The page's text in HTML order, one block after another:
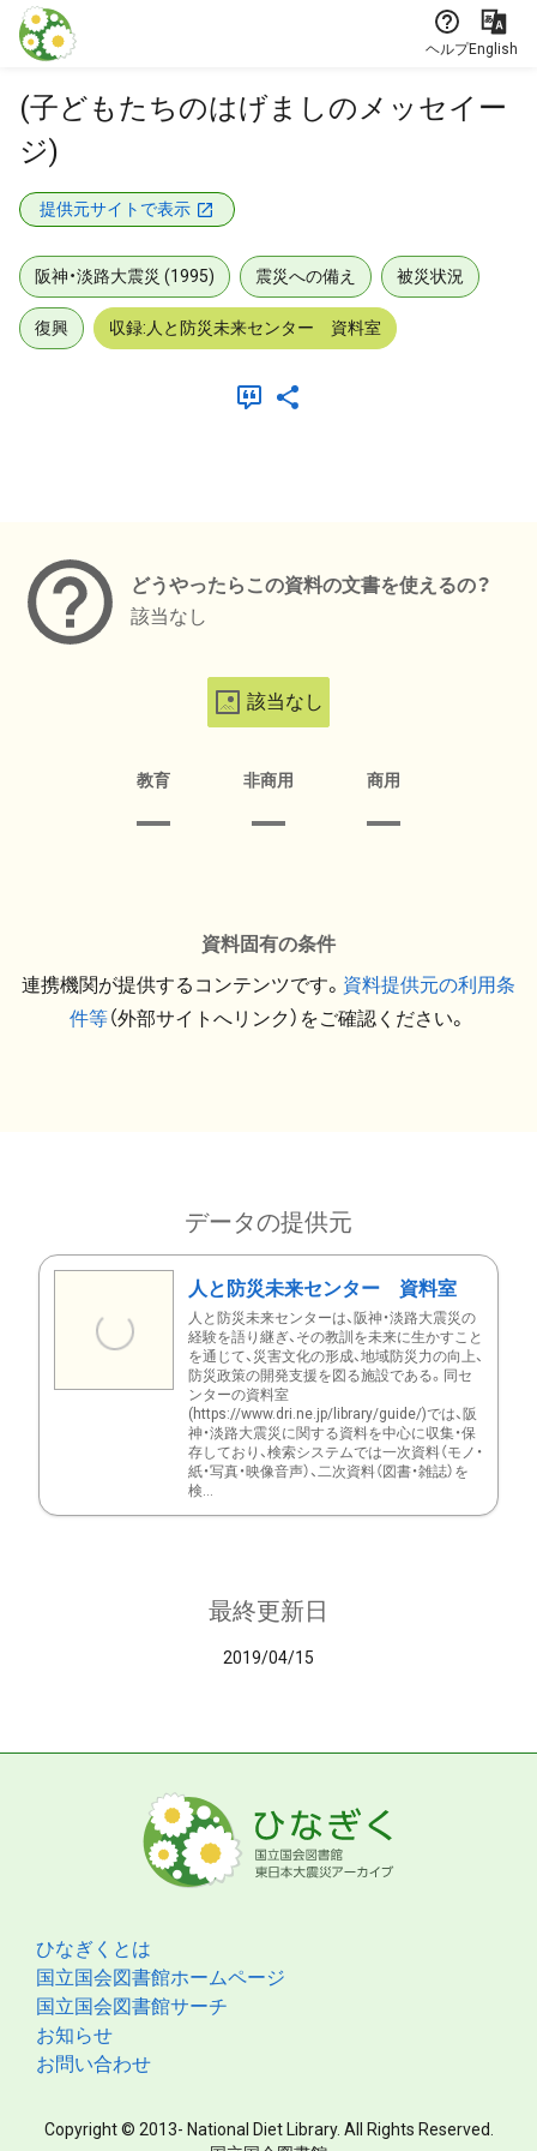
本文に飛ぶ
ヘルプEnglish
(子どもたちのはげましのメッセイー
ジ)
提供元サイトで表示
阪神・淡路大震災 (1995) 震災への備え 被災状況
復興 収録:人と防災未来センター 資料室
どうやったらこの資料の文書を使えるの？
該当なし
該当なし
教育 非商用 商用
資料固有の条件
連携機関が提供するコンテンツです。 資料提供元の利用条
件等（外部サイトへリンク）をご確認ください。
データの提供元
人と防災未来センター 資料室
人と防災未来センターは、阪神・淡路大震災の
経験を語り継ぎ、その教訓を未来に生かすこと
を通じて、災害文化の形成、地域防災力の向上、
防災政策の開発支援を図る施設である。同セ
ンターの資料室
(https://www.dri.ne.jp/library/guide/)では、阪
神・淡路大震災に関する資料を中心に収集・保
存しており、検索システムでは一次資料（モノ・
紙・写真・映像音声）、二次資料（図書・雑誌）を
検...
最終更新日
2019/04/15
ひなぎくとは
国立国会図書館ホームページ
国立国会図書館サーチ
お知らせ
お問い合わせ
Copyright © 2013- National Diet Library. All Rights Reserved.